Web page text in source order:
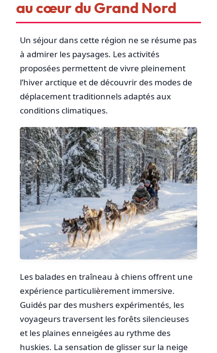
au cœur du Grand Nord
Un séjour dans cette région ne se résume pas
à admirer les paysages. Les activités
proposées permettent de vivre pleinement
l’hiver arctique et de découvrir des modes de
déplacement traditionnels adaptés aux
conditions climatiques.
Les balades en traîneau à chiens offrent une
expérience particulièrement immersive.
Guidés par des mushers expérimentés, les
voyageurs traversent les forêts silencieuses
et les plaines enneigées au rythme des
huskies. La sensation de glisser sur la neige